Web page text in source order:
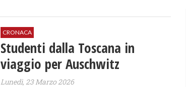
CRONACA
Studenti dalla Toscana in
viaggio per Auschwitz
Lunedì, 23 Marzo 2026